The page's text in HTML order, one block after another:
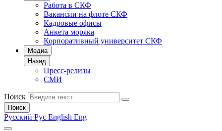
Работа в СКФ
Вакансии на флоте СКФ
Кадровые офисы
Анкета моряка
Корпоративный университет СКФ
Медиа
Назад
Пресс-релизы
СМИ
Поиск
Поиск
Русский Рус English Eng